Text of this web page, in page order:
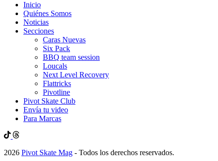
Inicio
Quiénes Somos
Noticias
Secciones
Caras Nuevas
Six Pack
BBQ team session
Loucals
Next Level Recovery
Flattricks
Pivotline
Pivot Skate Club
Envía tu video
Para Marcas
2026 Pivot Skate Mag - Todos los derechos reservados.